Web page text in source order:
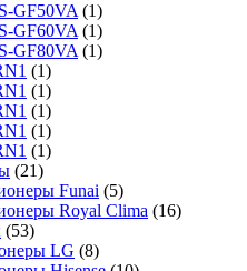
GF50VA (1)
GF60VA (1)
GF80VA (1)
(1)
(1)
(1)
(1)
(1)
(21)
Funai (5)
Royal Clima (16)
(53)
LG (8)